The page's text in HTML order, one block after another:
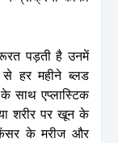
पड़ती है उनमें
से हर महीने ब्लड
साथ एप्लास्टिक
शरीर पर खून के
के मरीज और